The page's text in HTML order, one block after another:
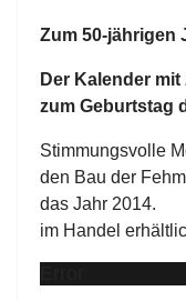
Zum 50-jährigen
Der Kalender mit
zum Geburtstag
Stimmungsvolle
den Bau der
das Jahr 2014.
im Handel